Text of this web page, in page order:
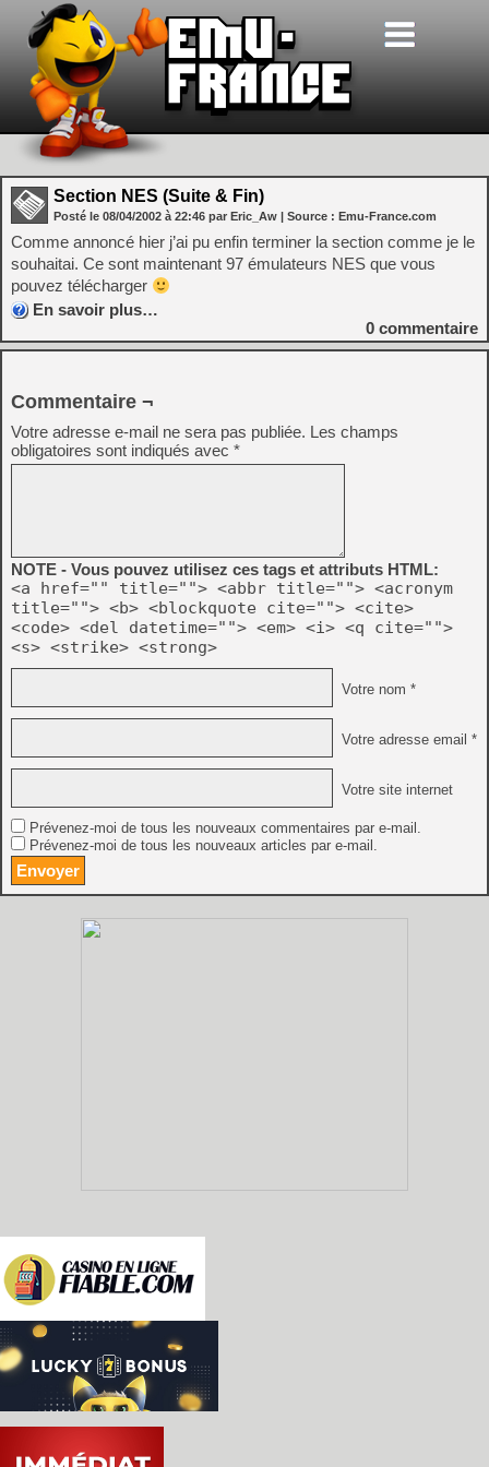
Section NES (Suite & Fin)
Posté le 08/04/2002 à 22:46 par Eric_Aw | Source : Emu-France.com
Comme annoncé hier j’ai pu enfin terminer la section comme je le
souhaitai. Ce sont maintenant 97 émulateurs NES que vous
pouvez télécharger
En savoir plus…
0 commentaire
Commentaire ¬
Votre adresse e-mail ne sera pas publiée. Les champs
obligatoires sont indiqués avec *
NOTE - Vous pouvez utilisez ces tags et attributs HTML:
<a href="" title=""> <abbr title=""> <acronym
title=""> <b> <blockquote cite=""> <cite>
<code> <del datetime=""> <em> <i> <q cite="">
<s> <strike> <strong>
Votre nom *
Votre adresse email *
Votre site internet
Prévenez-moi de tous les nouveaux commentaires par e-mail.
Prévenez-moi de tous les nouveaux articles par e-mail.